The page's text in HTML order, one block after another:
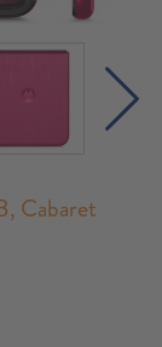
Cabaret